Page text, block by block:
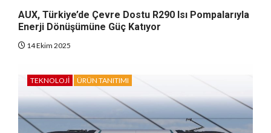
AUX, Türkiye’de Çevre Dostu R290 Isı Pompalarıyla
Enerji Dönüşümüne Güç Katıyor
14 Ekim 2025
TEKNOLOJI ÜRÜN TANITIMI